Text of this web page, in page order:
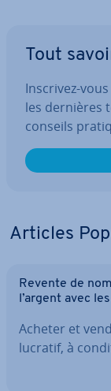
Tout
Inscrivez-
les dernières
conseils
Articles
Revente de
l’argent avec
Acheter et
lucratif, à